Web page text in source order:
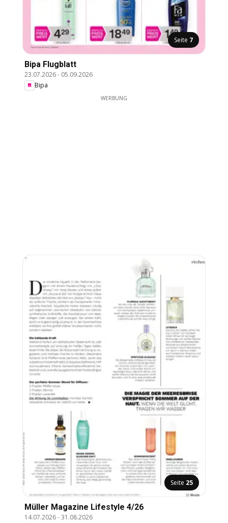
Seite 7
Bipa Flugblatt
23.07.2026- 05.09.2026
Bipa
WERBUNG
Seite 25
Müller Magazine Lifestyle 4/26
14.07.2026-31.08.2026